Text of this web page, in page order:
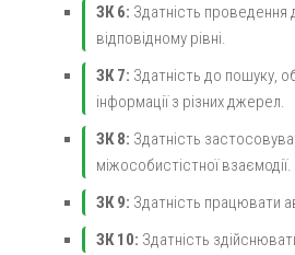
ЗК 6: Здатність проведення
відповідному рівні.
ЗК 7: Здатність до пошуку,
інформації з різних джерел.
ЗК 8: Здатність
міжособистістної взаємодії.
ЗК 9: Здатність працювати
ЗК 10: Здатність